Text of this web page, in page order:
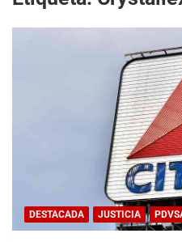
DESTACADA JUSTICIA